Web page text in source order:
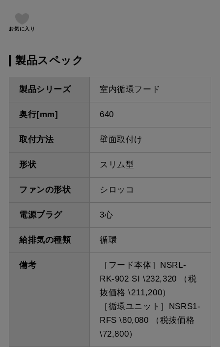
お気に入り
製品スペック
製品シリーズ 室内循環フード
奥行[mm] 640
取付方法 壁面取付け
形状 スリム型
ファンの形状 シロッコ
電源プラグ 3心
給排気の種類 循環
備考
［フード本体］NSRL-
RK-902 SI \232,320 （税
抜価格 \211,200）
［循環ユニット］NSRS1-
RFS \80,080 （税抜価格
\72,800）